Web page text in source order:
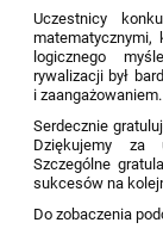
Uczestnicy
matematycznymi,
logicznego
rywalizacji był
i zaangażowaniem.
Serdecznie
Dziękujemy za
Szczególne
sukcesów na
Do zobaczenia